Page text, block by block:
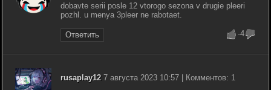
dobavte serii posle 12 vtorogo sezona v drugie pleeri
pozhl. u menya 3pleer ne rabotaet.
Ответить -4
rusaplay12 7 августа 2023 10:57 | Комментов: 1